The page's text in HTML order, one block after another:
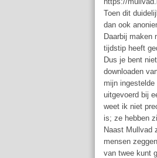
Toen dit
dan ook
Daarbij maken
tijdstip heeft
Dus je bent
downloaden
mijn
uitgevoerd bij
weet ik niet
is; ze hebben
Naast Mullvad
mensen
van twee kunt